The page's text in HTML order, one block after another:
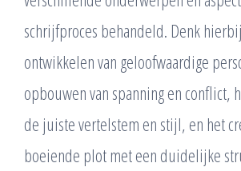
schrijfproces behandeld. Denk
ontwikkelen van geloofwaardige
opbouwen van spanning en conflict,
de juiste vertelstem en stijl, en het
boeiende plot met een duidelijke